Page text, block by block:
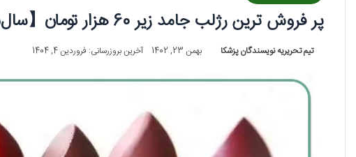
پر فروش ترین رژلب جامد زیر 60 هزار تومان【سال1405】❤️
تیم تحریریه نویسندگان پزشکا بهمن 23, 1402 آخرین بروزرسانی: فروردین 4, 1404